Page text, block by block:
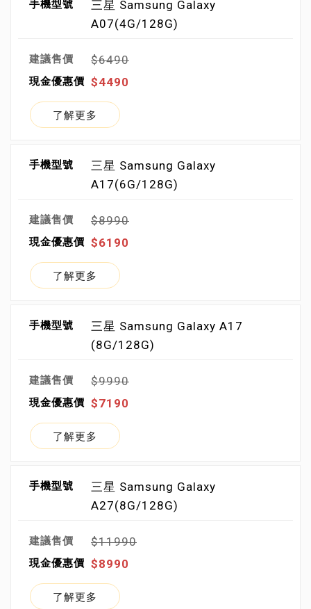
三星 Samsung Galaxy
A07(4G/128G)
$6490
$4490
了解更多
三星 Samsung Galaxy
A17(6G/128G)
$8990
$6190
了解更多
三星 Samsung Galaxy A17
(8G/128G)
$9990
$7190
了解更多
三星 Samsung Galaxy
A27(8G/128G)
$11990
$8990
了解更多